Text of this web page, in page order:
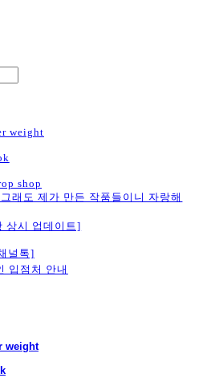
weight
shop
래도 제가 만든 작품들이니 자랑해
상시 업데이트]
널톡]
입점처 안내
weight